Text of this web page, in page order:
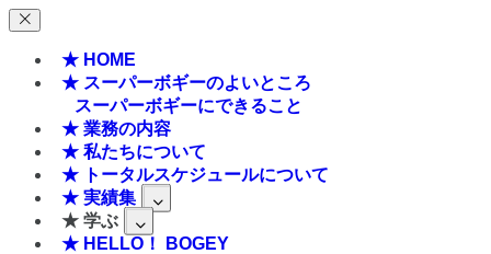
★ HOME
★ スーパーボギーのよいところ
スーパーボギーにできること
★ 業務の内容
★ 私たちについて
★ トータルスケジュールについて
★ 実績集
★ 学ぶ
★ HELLO！ BOGEY